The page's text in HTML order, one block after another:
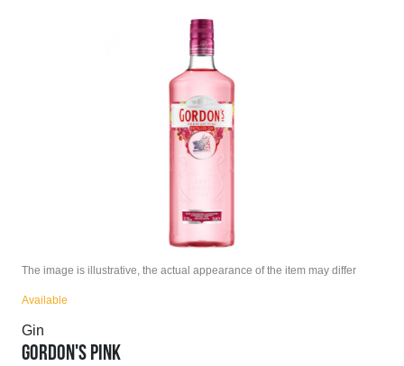
The image is illustrative, the actual appearance of the item may differ
Available
Gin
GORDON'S PINK